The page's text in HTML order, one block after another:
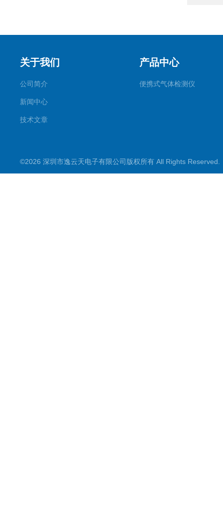
关于我们
公司简介
新闻中心
技术文章
产品中心
便携式气体检测仪
©2026 深圳市逸云天电子有限公司版权所有 All Rights